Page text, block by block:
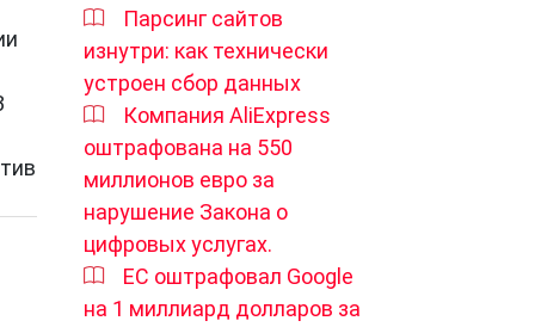
Парсинг сайтов
изнутри: как технически
устроен сбор данных
Компания AliExpress
оштрафована на 550
миллионов евро за
нарушение Закона о
цифровых услугах.
ЕС оштрафовал Google
на 1 миллиард долларов за